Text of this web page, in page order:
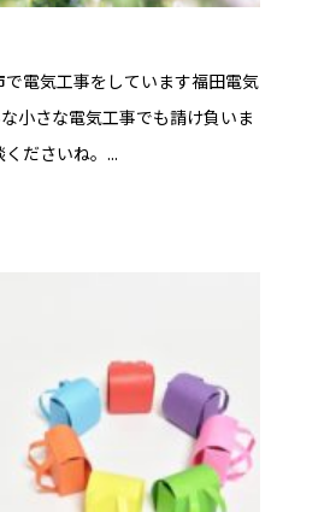
で電気工事をしています福田電気
小さな電気工事でも請け負いま
ださいね。...